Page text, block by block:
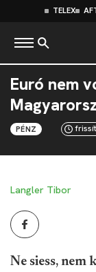
TELEX
Euró nem
PÉNZ
Langler Tibor
Ne siess,